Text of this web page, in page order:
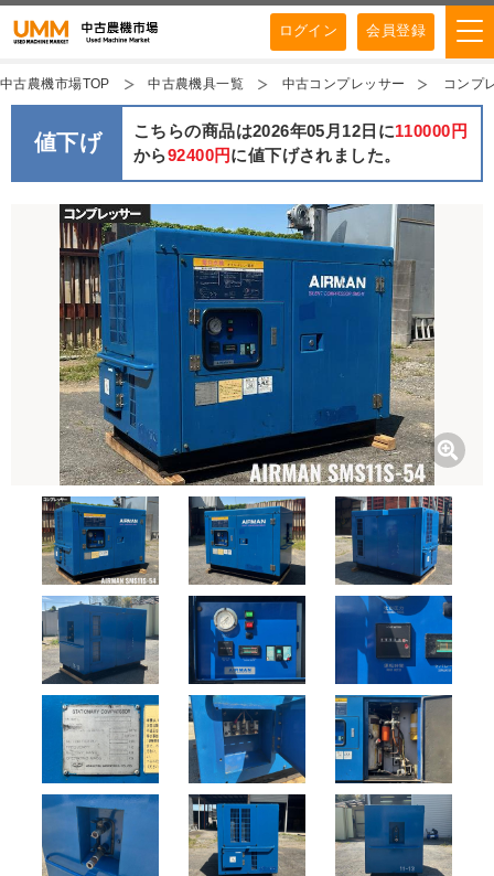
ログイン 会員登録
中古農機市場TOP 中古農機具一覧 中古コンプレッサー コンプ
値下げ こちらの商品は2026年05月12日に110000円
から92400円に値下げされました。